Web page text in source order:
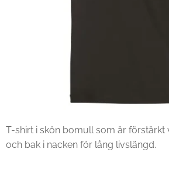
T-shirt i skön bomull som är förstärkt
och bak i nacken för lång livslängd.